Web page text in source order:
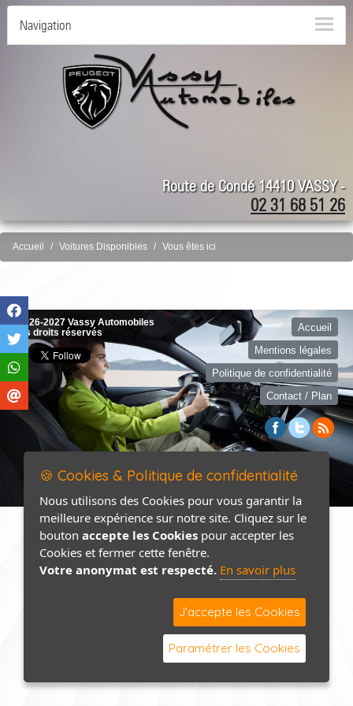
Navigation
Route de Condé 14410 VASSY -
02 31 68 51 26
Accueil Voitures Disponibles Vous êtes ici
©2026-2027 Vassy Automobiles
tous droits réservés
Accueil
Mentions légales
Politique de confidentialité
Contact / Plan
🍪 Cookies & Politique de confidentialité
Nous utilisons des Cookies pour vous garantir la
meilleure expérience sur notre site. Cliquez sur le
bouton accepte les Cookies pour accepter les
Cookies et fermer cette fenêtre.
Votre anonymat est respecté. En savoir plus
J'accepte les Cookies
Paramétrer les Cookies